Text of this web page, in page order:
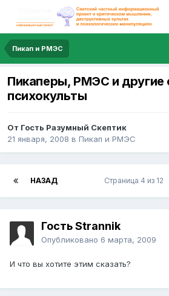
Пикап и РМЭС
Пикаперы, РМЭС и другие
психокульты
От Гость Разумный Скептик
21 января, 2008 в Пикап и РМЭС
НАЗАД Страница 4 из 12
Гость Strannik
Опубликовано 6 марта, 2009
И что вы хотите этим сказать?